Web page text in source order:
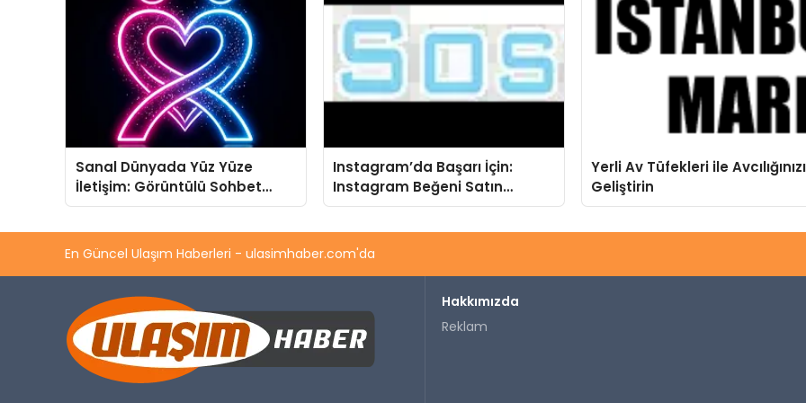
Sanal Dünyada Yüz Yüze
İletişim: Görüntülü Sohbet
Uygulamaları
Instagram’da Başarı İçin:
Instagram Beğeni Satın
Almanın Avantajları
Yerli Av Tüfekleri ile Avcılığınızı
Geliştirin
En Güncel Ulaşım Haberleri - ulasimhaber.com'da
Hakkımızda
Reklam